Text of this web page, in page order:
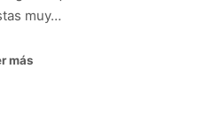
muy…
más